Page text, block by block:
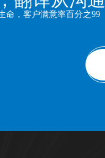
命，客户满意率百分之99